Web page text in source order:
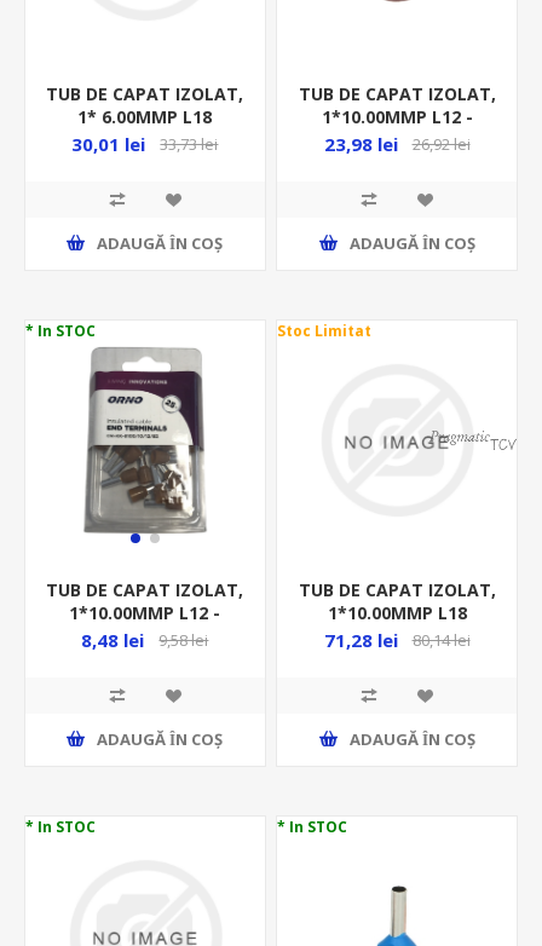
TUB DE CAPAT IZOLAT,
1* 6.00MMP L18
-100BUC/PUNGA -
30,01 lei 33,73 lei
ADAUGĂ ȊN COŞ
TUB DE CAPAT IZOLAT,
1*10.00MMP L12 -
100BUC/PUNGA - MARO
23,98 lei 26,92 lei
ADAUGĂ ȊN COŞ
* In STOC
TUB DE CAPAT IZOLAT,
1*10.00MMP L12 -
25BUC/BLISTER - MARO
8,48 lei 9,58 lei
ADAUGĂ ȊN COŞ
Stoc Limitat
TUB DE CAPAT IZOLAT,
1*10.00MMP L18
-100BUC/PUNGA - BEJ
71,28 lei 80,14 lei
ADAUGĂ ȊN COŞ
* In STOC * In STOC